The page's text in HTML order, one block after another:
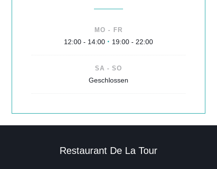
MO - FR
12:00 - 14:00 • 19:00 - 22:00
SA -SO
Geschlossen
Restaurant De La Tour